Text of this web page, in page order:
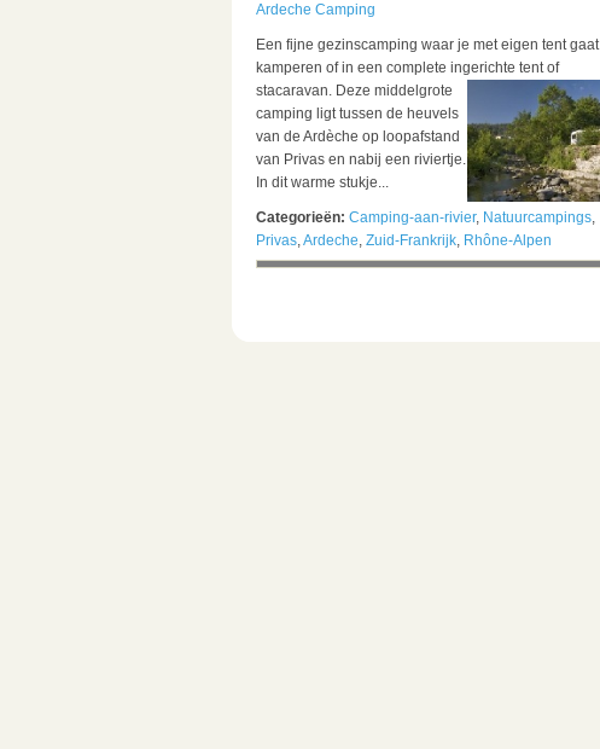
Ardeche Camping
Een fijne gezinscamping waar je met eigen tent gaat
kamperen of in een complete ingerichte tent of
stacaravan. Deze middelgrote
camping ligt tussen de heuvels
van de Ardèche op loopafstand
van Privas en nabij een riviertje.
In dit warme stukje...
Categorieën: Camping-aan-rivier, Natuurcampings,
Privas,Ardeche, Zuid-Frankrijk, Rhône-Alpen